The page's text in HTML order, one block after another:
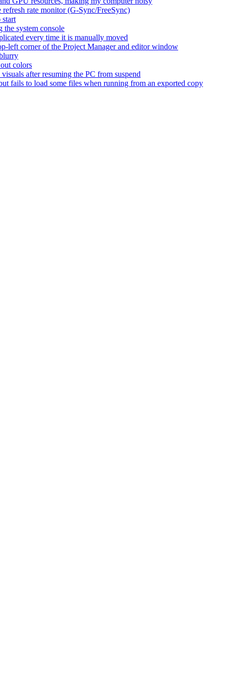
rate monitor (G-Sync/FreeSync)
start
the system console
every time it is manually moved
left corner of the Project Manager and editor window
colors
after resuming the PC from suspend
fails to load some files when running from an exported copy